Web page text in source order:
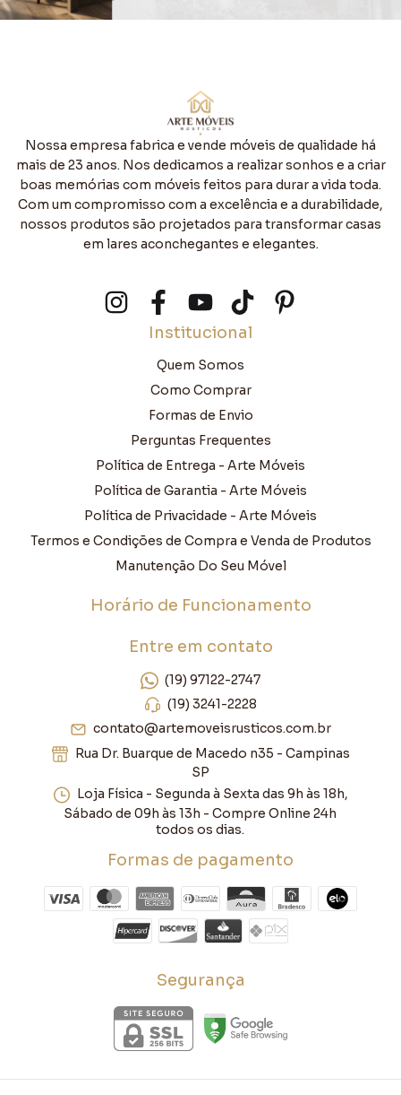
Nossa empresa fabrica e vende móveis de qualidade há
mais de 23 anos. Nos dedicamos a realizar sonhos e a criar
boas memórias com móveis feitos para durar a vida toda.
Com um compromisso com a excelência e a durabilidade,
nossos produtos são projetados para transformar casas
em lares aconchegantes e elegantes.
Institucional
Quem Somos
Como Comprar
Formas de Envio
Perguntas Frequentes
Política de Entrega - Arte Móveis
Política de Garantia - Arte Móveis
Política de Privacidade - Arte Móveis
Termos e Condições de Compra e Venda de Produtos
Manutenção Do Seu Móvel
Horário de Funcionamento
Entre em contato
(19) 97122-2747
(19) 3241-2228
contato@artemoveisrusticos.com.br
Rua Dr. Buarque de Macedo n35 - Campinas
SP
Loja Física - Segunda à Sexta das 9h às 18h,
Sábado de 09h às 13h - Compre Online 24h
todos os dias.
Formas de pagamento
Segurança